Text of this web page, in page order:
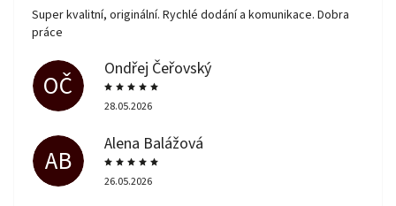
Super kvalitní, originální. Rychlé dodání a komunikace. Dobra
práce
OČ
Ondřej Čeřovský
28.05.2026
AB
Alena Balážová
26.05.2026